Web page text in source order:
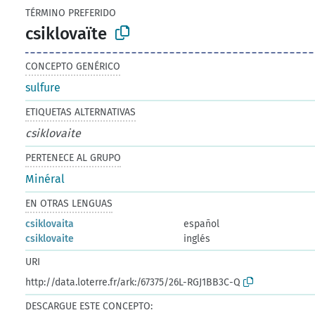
TÉRMINO PREFERIDO
csiklovaïte
CONCEPTO GENÉRICO
sulfure
ETIQUETAS ALTERNATIVAS
csiklovaite
PERTENECE AL GRUPO
Minéral
EN OTRAS LENGUAS
csiklovaita
español
csiklovaite
inglés
URI
http://data.loterre.fr/ark:/67375/26L-RGJ1BB3C-Q
DESCARGUE ESTE CONCEPTO: